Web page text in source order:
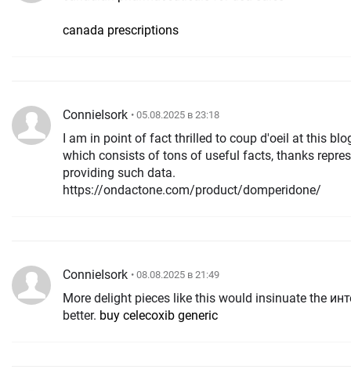
canada prescriptions
ConnieIsork • 05.08.2025 в 23:18
I am in point of fact thrilled to coup d'oeil at this
which consists of tons of useful facts, thanks
providing such data.
https://ondactone.com/product/domperidone/
ConnieIsork • 08.08.2025 в 21:49
More delight pieces like this would insinuate the
better. buy celecoxib generic